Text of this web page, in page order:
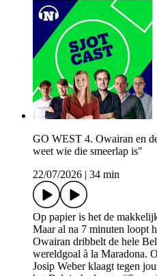
GO WEST 4. Owairan en
weet wie die smeerlap is"
22/07/2026
34 min
Op papier is het de
Maar al na 7 minuten loopt
Owairan dribbelt de hele
wereldgoal à la Maradona.
Josip Weber klaagt tegen